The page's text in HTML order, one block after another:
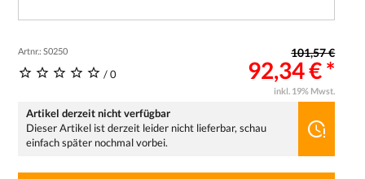
Artnr.: S0250 101,57 €
/ 0 92,34 € *
inkl. 19% Mwst.
Artikel derzeit nicht verfügbar
Dieser Artikel ist derzeit leider nicht lieferbar, schau
einfach später nochmal vorbei.